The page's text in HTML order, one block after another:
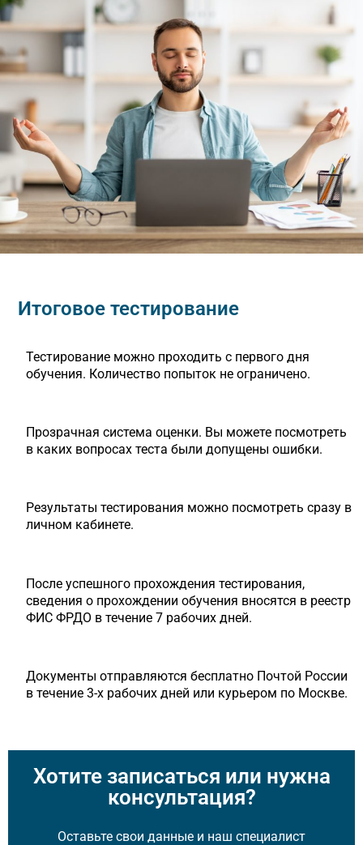
Итоговое тестирование
Тестирование можно проходить с первого дня
обучения. Количество попыток не ограничено.
Прозрачная система оценки. Вы можете посмотреть
в каких вопросах теста были допущены ошибки.
Результаты тестирования можно посмотреть сразу в
личном кабинете.
После успешного прохождения тестирования,
сведения о прохождении обучения вносятся в реестр
ФИС ФРДО в течение 7 рабочих дней.
Документы отправляются бесплатно Почтой России
в течение 3-х рабочих дней или курьером по Москве.
Хотите записаться или нужна
консультация?
Оставьте свои данные и наш специалист